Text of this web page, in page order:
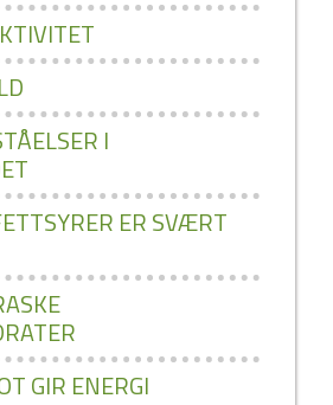
I
ER SVÆRT
GIR ENERGI